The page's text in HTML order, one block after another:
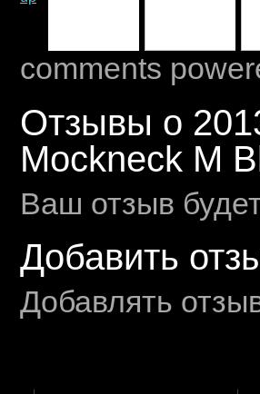
comments
Отзывы о
Mockneck M
Ваш отзыв
Добавить
Добавлять